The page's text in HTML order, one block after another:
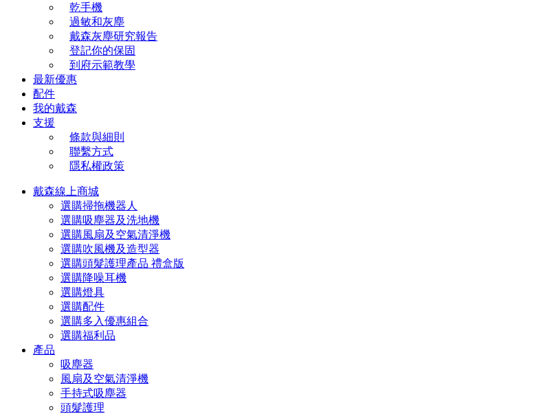
乾手機
過敏和灰塵
戴森灰塵研究報告
登記你的保固
到府示範教學
最新優惠
配件
我的戴森
支援
條款與細則
聯繫方式
隱私權政策
戴森線上商城
選購掃拖機器人
選購吸塵器及洗地機
選購風扇及空氣清淨機
選購吹風機及造型器
選購頭髮護理產品 禮盒版
選購降噪耳機
選購燈具
選購配件
選購多入優惠組合
選購福利品
產品
吸塵器
風扇及空氣清淨機
手持式吸塵器
頭髮護理